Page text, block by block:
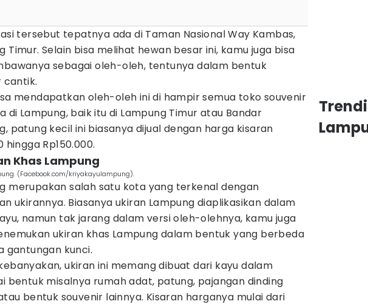
tersebut tepatnya ada di Taman Nasional Way Kambas,
Timur. Selain bisa melihat hewan besar ini, kamu juga bisa
sebagai oleh-oleh, tentunya dalam bentuk
cantik.
mendapatkan oleh-oleh ini di hampir semua toko souvenir
di Lampung, baik itu di Lampung Timur atau Bandar
patung kecil ini biasanya dijual dengan harga kisaran
hingga Rp150.000.
Khas Lampung
(Facebook.com/kriyakayulampung).
merupakan salah satu kota yang terkenal dengan
ukirannya. Biasanya ukiran Lampung diaplikasikan dalam
namun tak jarang dalam versi oleh-olehnya, kamu juga
ukiran khas Lampung dalam bentuk yang berbeda
gantungan kunci.
ukiran ini memang dibuat dari kayu dalam
bentuk misalnya rumah adat, patung, pajangan dinding
bentuk souvenir lainnya. Kisaran harganya mulai dari